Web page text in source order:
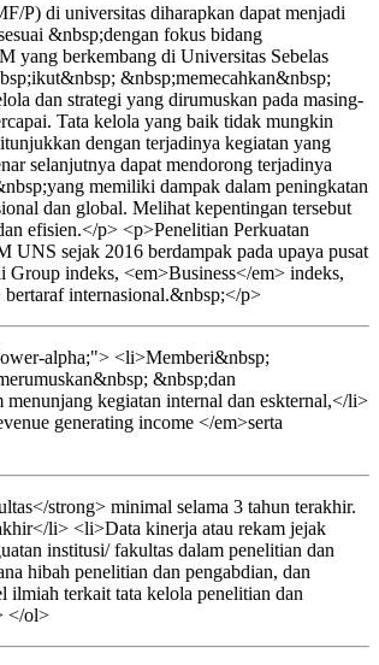
P) di universitas diharapkan dapat menjadi
&nbsp;dengan fokus bidang
yang berkembang di Universitas Sebelas
&nbsp;memecahkan&nbsp;
dan strategi yang dirumuskan pada masing-
Tata kelola yang baik tidak mungkin
dengan terjadinya kegiatan yang
selanjutnya dapat mendorong terjadinya
memiliki dampak dalam peningkatan
dan global. Melihat kepentingan tersebut
efisien.</p> <p>Penelitian Perkuatan
UNS sejak 2016 berdampak pada upaya pusat
Group indeks, <em>Business</em> indeks,
internasional.&nbsp;</p>
alpha;"> <li>Memberi&nbsp;
&nbsp;dan
kegiatan internal dan eskternal,</li>
generating income </em>serta
strong> minimal selama 3 tahun terakhir.
li> <li>Data kinerja atau rekam jejak
institusi/ fakultas dalam penelitian dan
hibah penelitian dan pengabdian, dan
terkait tata kelola penelitian dan
</ol>